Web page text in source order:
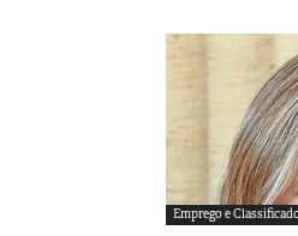
Emprego e